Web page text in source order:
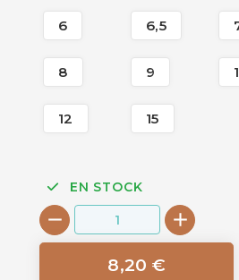
6 6,5
8 9
12 15
EN STOCK
8,20 €